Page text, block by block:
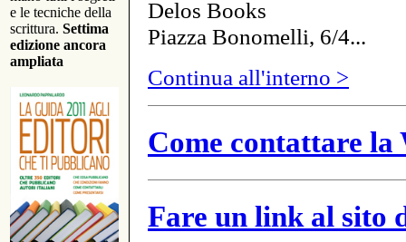
e le tecniche della
scrittura. Settima
edizione ancora
ampliata
Delos Books
Piazza Bonomelli, 6/4...
Continua all'interno >
Come contattare
Fare un link al sito